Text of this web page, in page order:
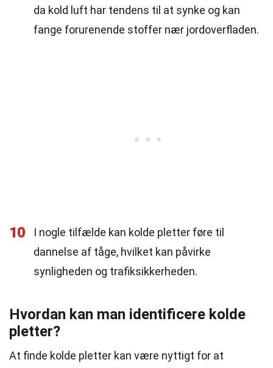
da kold luft har tendens til at synke og kan
fange forurenende stoffer nær jordoverfladen.
10
I nogle tilfælde kan kolde pletter føre til
dannelse af tåge, hvilket kan påvirke
synligheden og trafiksikkerheden.
Hvordan kan man identificere kolde
pletter?
At finde kolde pletter kan være nyttigt for at